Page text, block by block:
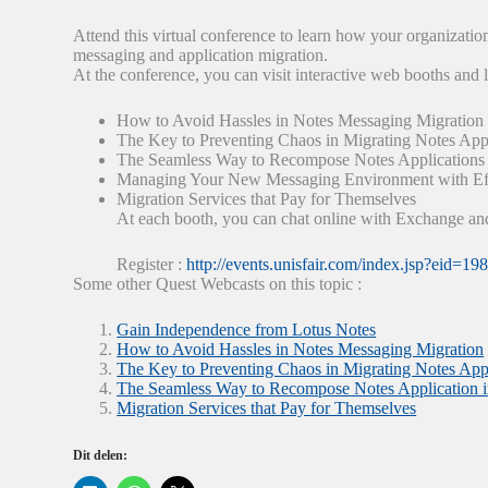
Attend this virtual conference to learn how your
messaging and application migration.
At the conference, you can visit interactive web booths and
How to Avoid Hassles in Notes Messaging Migration
The Key to Preventing Chaos in Migrating Notes
The Seamless Way to Recompose Notes
Managing Your New Messaging Environment with
Migration Services that Pay for Themselves
At each booth, you can chat online with Exchange
Register :http://events.unisfair.com/
Some other Quest Webcasts on this topic :
Gain Independence from Lotus Notes
How to Avoid Hassles in Notes Messaging Migration
The Key to Preventing Chaos in Migrating Notes
The Seamless Way to Recompose Notes Application
Migration Services that Pay for Themselves
Dit delen: